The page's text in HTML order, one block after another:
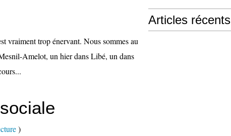
vraiment trop énervant. Nous sommes au
Amelot, un hier dans Libé, un dans
)
Articles récents